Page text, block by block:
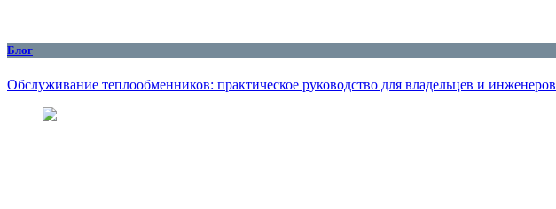
Блог
Обслуживание теплообменников: практическое руководство для владельцев и инженеров